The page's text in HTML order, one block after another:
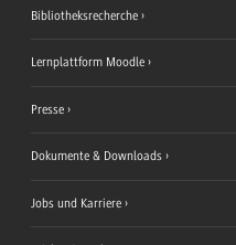
Bibliotheksrecherche
Lernplattform Moodle
Presse
Dokumente & Downloads
Jobs und Karriere